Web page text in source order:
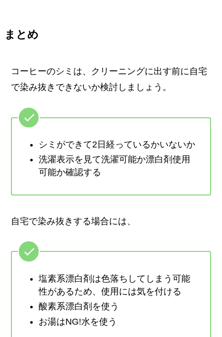
まとめ
コーヒーのシミは、クリーニングに出す前に自宅
で染み抜きできないか検討しましょう。
シミができて2日経っているかいないか
洗濯表示を見て洗濯可能か漂白剤使用
可能か確認する
自宅で染み抜きする場合には、
塩素系漂白剤は色落ちしてしまう可能
性があるため、使用には気を付ける
酸素系漂白剤を使う
お湯はNG!水を使う